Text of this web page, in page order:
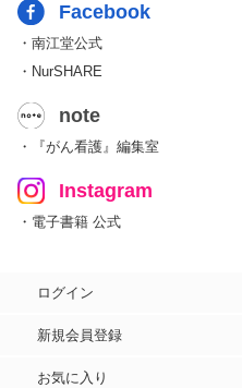
Facebook
・南江堂公式
・NurSHARE
note
・『がん看護』編集室
Instagram
・電子書籍 公式
ログイン
新規会員登録
お気に入り